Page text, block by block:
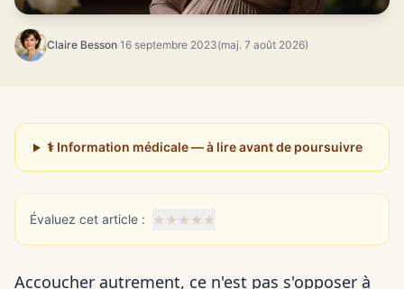
Claire Besson·16 septembre 2023(maj. 7 août 2026)
⚕️ Information médicale — à lire avant de poursuivre
Évaluez cet article : ★★★★★
Accoucher autrement, ce n'est pas s'opposer à